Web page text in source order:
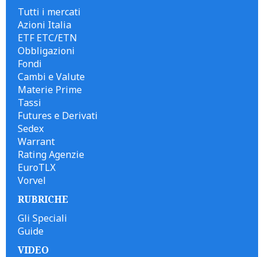
Tutti i mercati
Azioni Italia
ETF ETC/ETN
Obbligazioni
Fondi
Cambi e Valute
Materie Prime
Tassi
Futures e Derivati
Sedex
Warrant
Rating Agenzie
EuroTLX
Vorvel
RUBRICHE
Gli Speciali
Guide
VIDEO